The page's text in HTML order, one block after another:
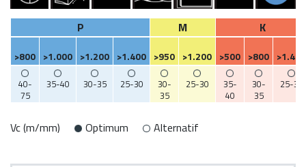
P M K
>800 >1.000 >1.200 >1.400 >950 >1.200 >500 >800 >1.400
40-
75
35-40 30-35 25-30
30-
35
25-30
35-
40
30-
35
25-30
Vc (m/mm) Optimum Alternatif